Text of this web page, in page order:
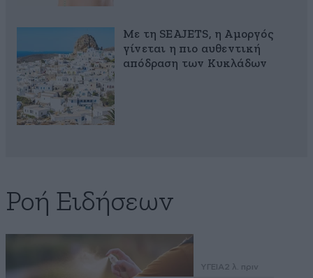
Με τη SEAJETS, η Αμοργός
γίνεται η πιο αυθεντική
απόδραση των Κυκλάδων
Ροή Ειδήσεων
ΥΓΕΙΑ2 λ. πριν